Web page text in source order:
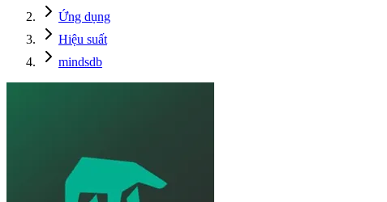
Ứng dụng
Hiệu suất
mindsdb